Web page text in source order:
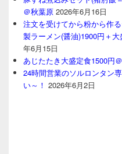
＠秋葉原 2026年6月16日
注文を受けてから粉から作
製ラーメン(醤油)1900円＋
年6月15日
あじたたき大盛定食1500円
24時間営業のソルロンタン
い～！ 2026年6月2日